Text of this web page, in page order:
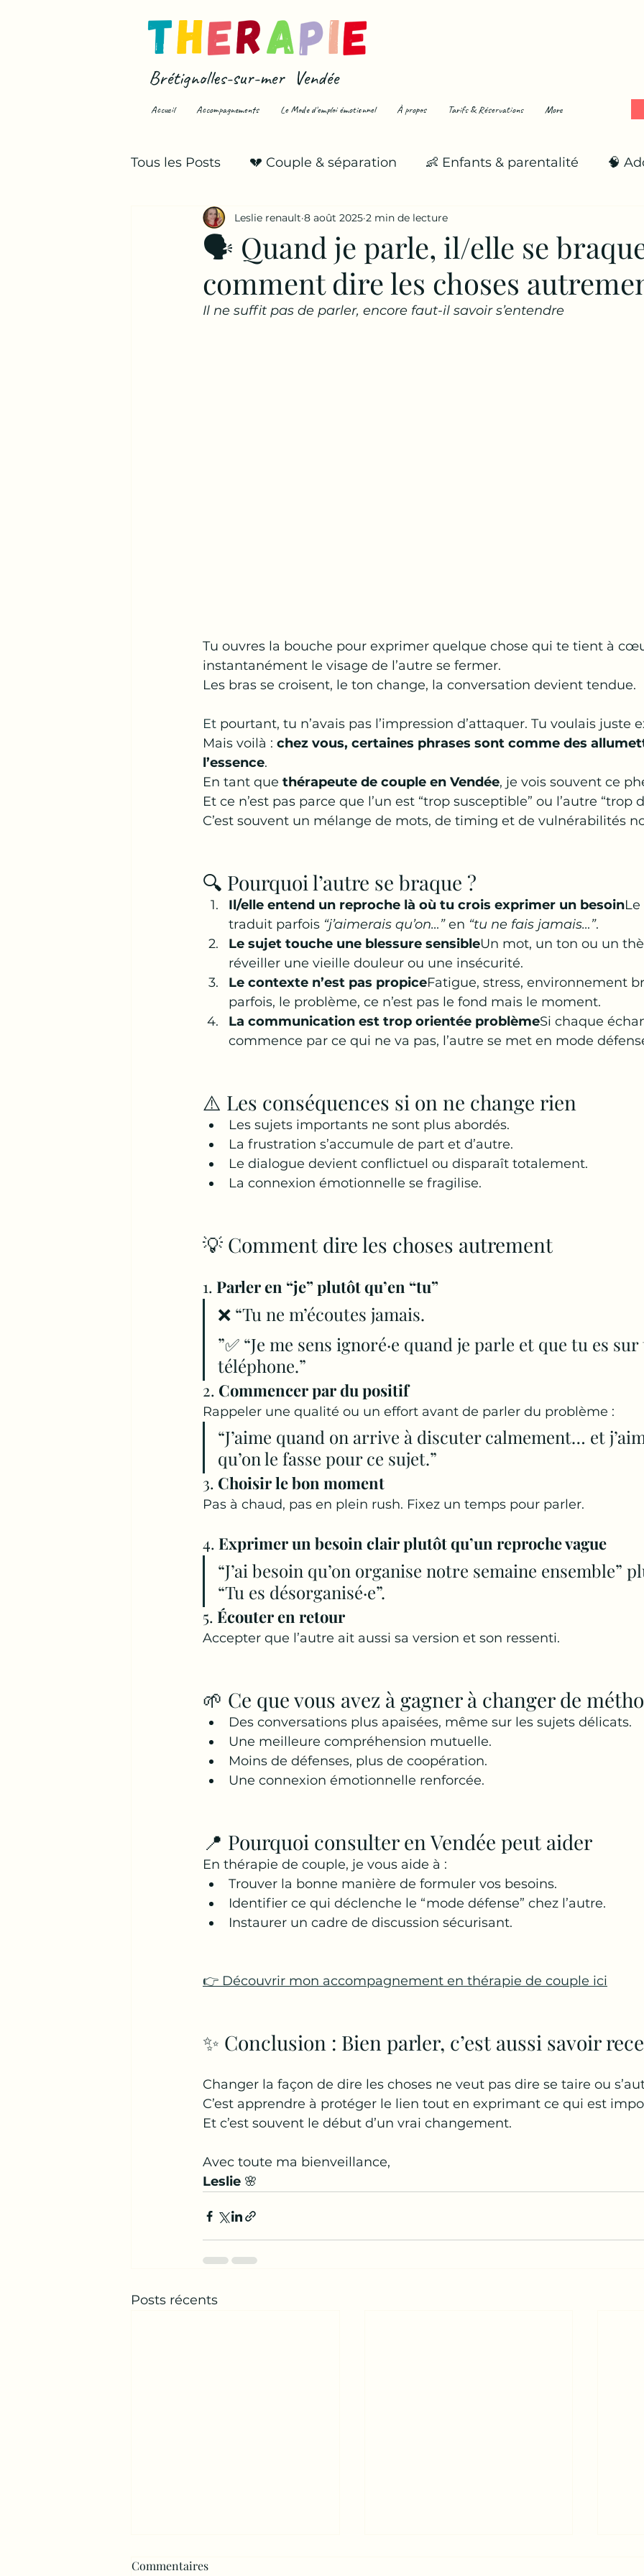
Brétignolles-sur-mer Vendée
Accueil Accompagnements Le Mode d'emploi émotionnel À propos Tarifs & Réservations More
Tous les Posts 💔 Couple & séparation 👶 Enfants & parentalité 🧠
💥 Infidélité & trahison 🌪️ Émotions fortes
🗣️ Quand je parle, il/elle se
comment dire les choses
Leslie renault 8 août 2025 2 min de lecture
Il ne suffit pas de parler, encore faut-il savoir s’entendre
Tu ouvres la bouche pour exprimer quelque chose qui te tient à
instantanément le visage de l’autre se fermer.
Les bras se croisent, le ton change, la conversation devient tendue.
Et pourtant, tu n’avais pas l’impression d’attaquer. Tu voulais juste
Mais voilà : chez vous, certaines phrases sont comme des
l’essence.
En tant que thérapeute de couple en Vendée, je vois souvent ce
Et ce n’est pas parce que l’un est “trop susceptible” ou l’autre “trop
C’est souvent un mélange de mots, de timing et de vulnérabilités
🔍 Pourquoi l’autre se braque ?
Il/elle entend un reproche là où tu crois exprimer un besoin
traduit parfois “j’aimerais qu’on…” en “tu ne fais jamais…”.
Le sujet touche une blessure sensibleUn mot, un ton ou un
réveiller une vieille douleur ou une insécurité.
Le contexte n’est pas propiceFatigue, stress, environnement
parfois, le problème, ce n’est pas le fond mais le moment.
La communication est trop orientée problèmeSi chaque
commence par ce qui ne va pas, l’autre se met en mode
⚠️ Les conséquences si on ne change rien
Les sujets importants ne sont plus abordés.
La frustration s’accumule de part et d’autre.
Le dialogue devient conflictuel ou disparaît totalement.
La connexion émotionnelle se fragilise.
💡 Comment dire les choses autrement
1. Parler en “je” plutôt qu’en “tu”
❌ “Tu ne m’écoutes jamais.
”✅ “Je me sens ignoré·e quand je parle et que tu es
téléphone.”
2. Commencer par du positif
Rappeler une qualité ou un effort avant de parler du problème :
“J’aime quand on arrive à discuter calmement… et
qu’on le fasse pour ce sujet.”
3. Choisir le bon moment
Pas à chaud, pas en plein rush. Fixez un temps pour parler.
4. Exprimer un besoin clair plutôt qu’un reproche vague
“J’ai besoin qu’on organise notre semaine ensemble”
“Tu es désorganisé·e”.
5. Écouter en retour
Accepter que l’autre ait aussi sa version et son ressenti.
🌱 Ce que vous avez à gagner à changer de
Des conversations plus apaisées, même sur les sujets délicats.
Une meilleure compréhension mutuelle.
Moins de défenses, plus de coopération.
Une connexion émotionnelle renforcée.
📍 Pourquoi consulter en Vendée peut aider
En thérapie de couple, je vous aide à :
Trouver la bonne manière de formuler vos besoins.
Identifier ce qui déclenche le “mode défense” chez l’autre.
Instaurer un cadre de discussion sécurisant.
👉 Découvrir mon accompagnement en thérapie de couple ici
✨ Conclusion : Bien parler, c’est aussi savoir
Changer la façon de dire les choses ne veut pas dire se taire ou
C’est apprendre à protéger le lien tout en exprimant ce qui est
Et c’est souvent le début d’un vrai changement.
Avec toute ma bienveillance,
Leslie 🌸
Posts récents
Commentaires